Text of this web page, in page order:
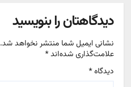
دیدگاهتان را بنویسید
نشانی ایمیل شما منتشر نخواهد شد.
علامت‌گذاری شده‌اند*
دیدگاه*